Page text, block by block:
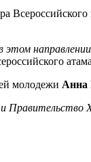
Всероссийского
молодежи Анна
Правительство